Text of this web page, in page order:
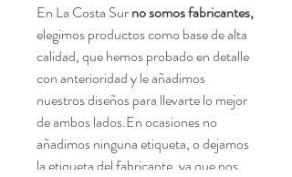
En La Costa Surno somos fabricantes,
elegimos productos como base de alta
calidad, que hemos probado en detalle
con anterioridad y le añadimos
nuestros diseños para llevarte lo mejor
de ambos lados.En ocasiones no
añadimos ninguna etiqueta, o dejamos
la etiqueta del fabricante, ya que nos